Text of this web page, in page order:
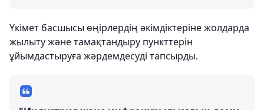
Үкімет басшысы өңірлердің әкімдіктеріне жолдарда
жылыту және тамақтандыру пункттерін
ұйымдастыруға жәрдемдесуді тапсырды.